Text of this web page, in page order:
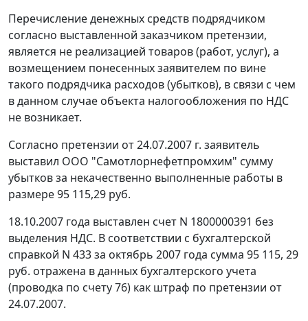
Перечисление денежных средств подрядчиком
согласно выставленной заказчиком претензии,
является не реализацией товаров (работ, услуг), а
возмещением понесенных заявителем по вине
такого подрядчика расходов (убытков), в связи с чем
в данном случае объекта налогообложения по НДС
не возникает.
Согласно претензии от 24.07.2007 г. заявитель
выставил ООО "Самотлорнефетпромхим" сумму
убытков за некачественно выполненные работы в
размере 95 115,29 руб.
18.10.2007 года выставлен счет N 1800000391 без
выделения НДС. В соответствии с бухгалтерской
справкой N 433 за октябрь 2007 года сумма 95 115, 29
руб. отражена в данных бухгалтерского учета
(проводка по счету 76) как штраф по претензии от
24.07.2007.